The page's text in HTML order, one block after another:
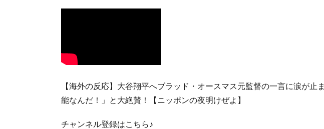
【海外の反応】大谷翔平へブラッド・オースマス元監督の一言に涙が
能なんだ！」と大絶賛！【ニッポンの夜明けぜよ】
チャンネル登録はこちら♪